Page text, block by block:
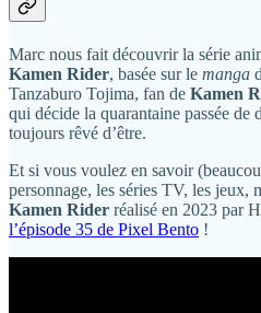
Marc nous fait découvrir la série
Kamen Rider, basée sur le manga
Tanzaburo Tojima, fan de Kamen
qui décide la quarantaine passée de
toujours rêvé d’être.
Et si vous voulez en savoir
personnage, les séries TV, les jeux,
Kamen Rider réalisé en 2023 par
l’épisode 35 de Pixel Bento !